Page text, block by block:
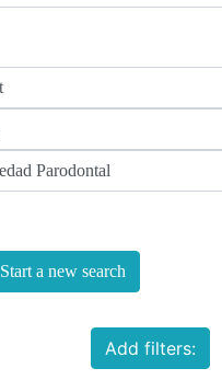
Start a new search
Add filters: